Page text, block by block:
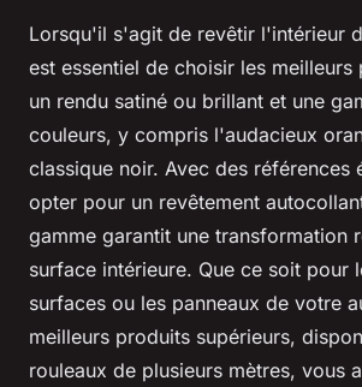
Lorsqu'il s'agit de revêtir l'intérieur
est essentiel de choisir les
un rendu satiné ou brillant et une
couleurs, y compris l'audacieux
classique noir. Avec des références
opter pour un revêtement
gamme garantit une transformation
surface intérieure. Que ce soit pour
surfaces ou les panneaux de votre
meilleurs produits supérieurs,
rouleaux de plusieurs mètres, vous